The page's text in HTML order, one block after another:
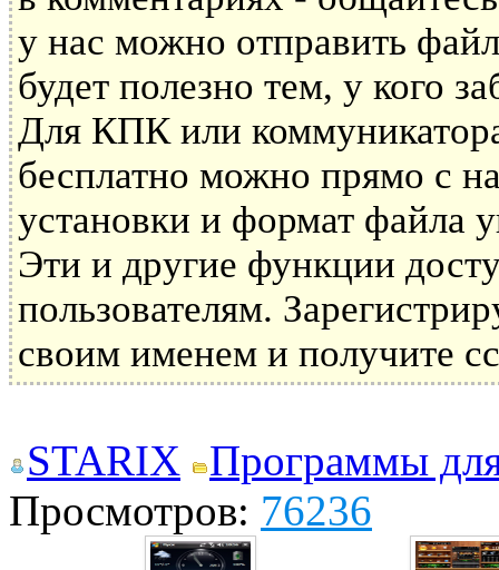
у нас можно отправить
будет полезно тем, у кого
Для КПК или
бесплатно можно прямо с
установки и формат файла
Эти и другие функции
пользователям.
своим именем и получите
STARIX
Программы
Просмотров: 76236